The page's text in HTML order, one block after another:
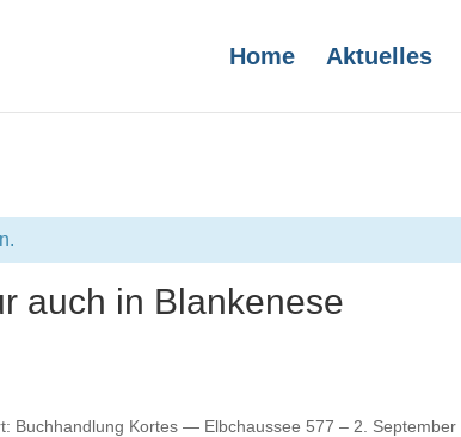
Home Aktuelles
auch in Blankenese
Buchhandlung Kortes — Elbchaussee 577 – 2. September